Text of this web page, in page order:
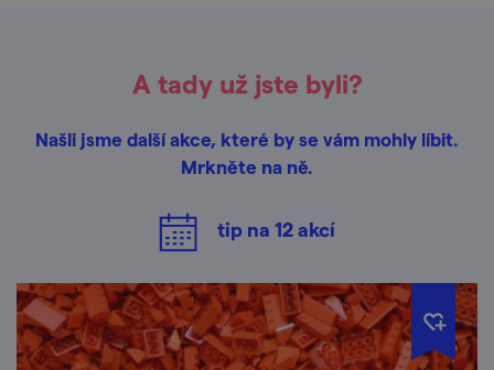
A tady už jste byli?
Našli jsme další akce, které by se vám mohly líbit.
Mrkněte na ně.
tip na 12akcí